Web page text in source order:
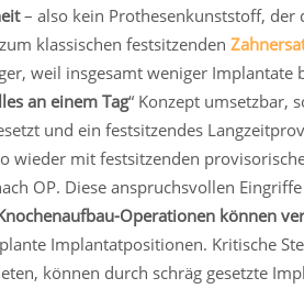
– also kein Prothesenkunststoff, der
klassischen festsitzenden
weil insgesamt weniger Implantate
an einem Tag“ Konzept umsetzbar,
und ein festsitzendes
wieder mit festsitzenden
OP. Diese anspruchsvollen
Operationen können
Implantatpositionen. Kritische
können durch schräg gesetzte